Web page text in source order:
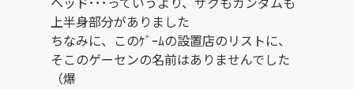
上半身部分がありました
ちなみに、このｹﾞｰﾑの設置店のリストに、
そこのゲーセンの名前はありませんでした
（爆